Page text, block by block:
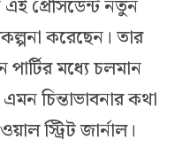
প্রেসিডেন্ট নতুন
করেছেন। তার
মধ্যে চলমান
চিন্তাভাবনার কথা
স্ট্রিট জার্নাল।